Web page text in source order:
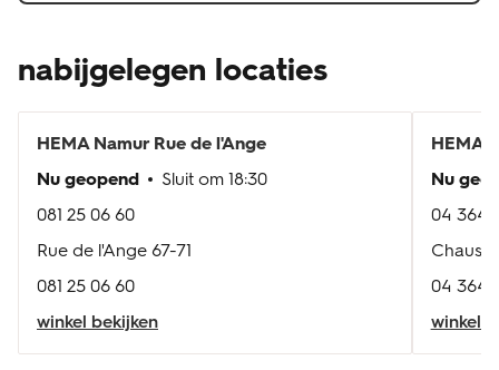
nabijgelegen locaties
HEMA Namur Rue de l'Ange
Nu geopend
Sluit om 18:30
081 25 06 60
Rue de l'Ange 67-71
081 25 06 60
winkel bekijken
HEMA
Nu
04 364
04 364
winkel